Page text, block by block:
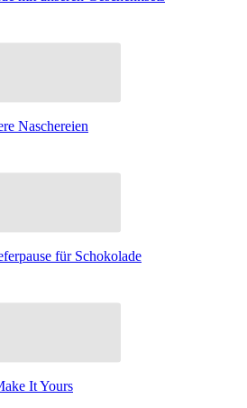
Naschereien
für Schokolade
It Yours